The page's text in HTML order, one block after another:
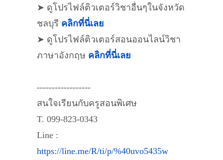
➤ ดูโปรไฟล์ติวเตอร์วิชาอื่นๆในจังหวัด
ชลบุรี คลิกที่นี่เลย
➤ ดูโปรไฟล์ติวเตอร์สอนออนไลน์วิชา
ภาษาอังกฤษ คลิกที่นี่เลย
------------------
สนใจเรียนกับครูสอนพิเศษ
T. 099-823-0343
Line :
https://line.me/R/ti/p/%40uvo5435w